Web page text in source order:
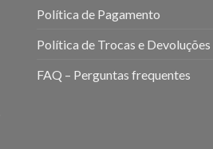
Política de Pagamento
Política de Trocas e Devoluções
FAQ – Perguntas frequentes